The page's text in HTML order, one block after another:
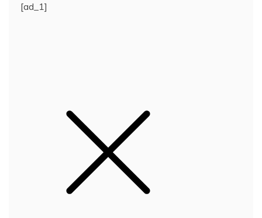
[ad_1]